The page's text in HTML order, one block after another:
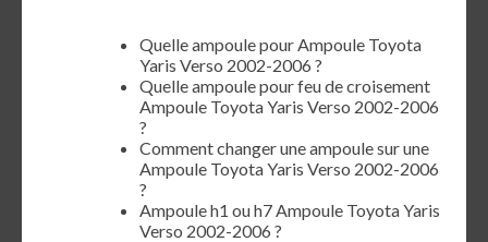
Quelle ampoule pour Ampoule Toyota
Yaris Verso 2002-2006 ?
Quelle ampoule pour feu de croisement
Ampoule Toyota Yaris Verso 2002-2006
?
Comment changer une ampoule sur une
Ampoule Toyota Yaris Verso 2002-2006
?
Ampoule h1 ou h7 Ampoule Toyota Yaris
Verso 2002-2006 ?